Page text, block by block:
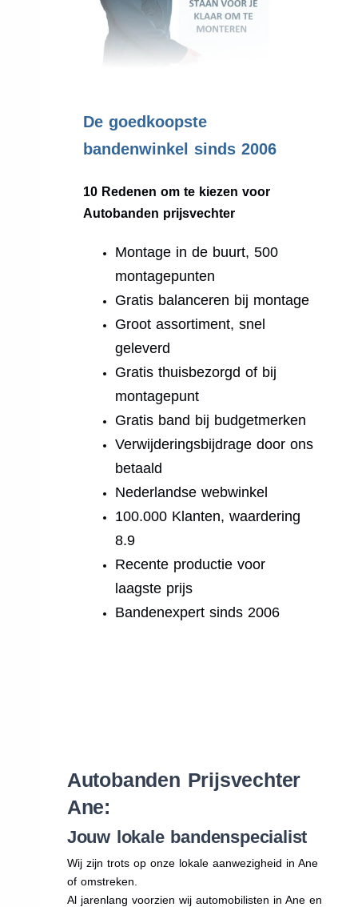
De goedkoopste
bandenwinkel sinds 2006
10 Redenen om te kiezen voor
Autobanden prijsvechter
Montage in de buurt, 500
montagepunten
Gratis balanceren bij montage
Groot assortiment, snel
geleverd
Gratis thuisbezorgd of bij
montagepunt
Gratis band bij budgetmerken
Verwijderingsbijdrage door ons
betaald
Nederlandse webwinkel
100.000 Klanten, waardering
8.9
Recente productie voor
laagste prijs
Bandenexpert sinds 2006
Autobanden Prijsvechter
Ane:
Jouw lokale bandenspecialist
Wij zijn trots op onze lokale aanwezigheid in Ane
of omstreken.
Al jarenlang voorzien wij automobilisten in Ane en